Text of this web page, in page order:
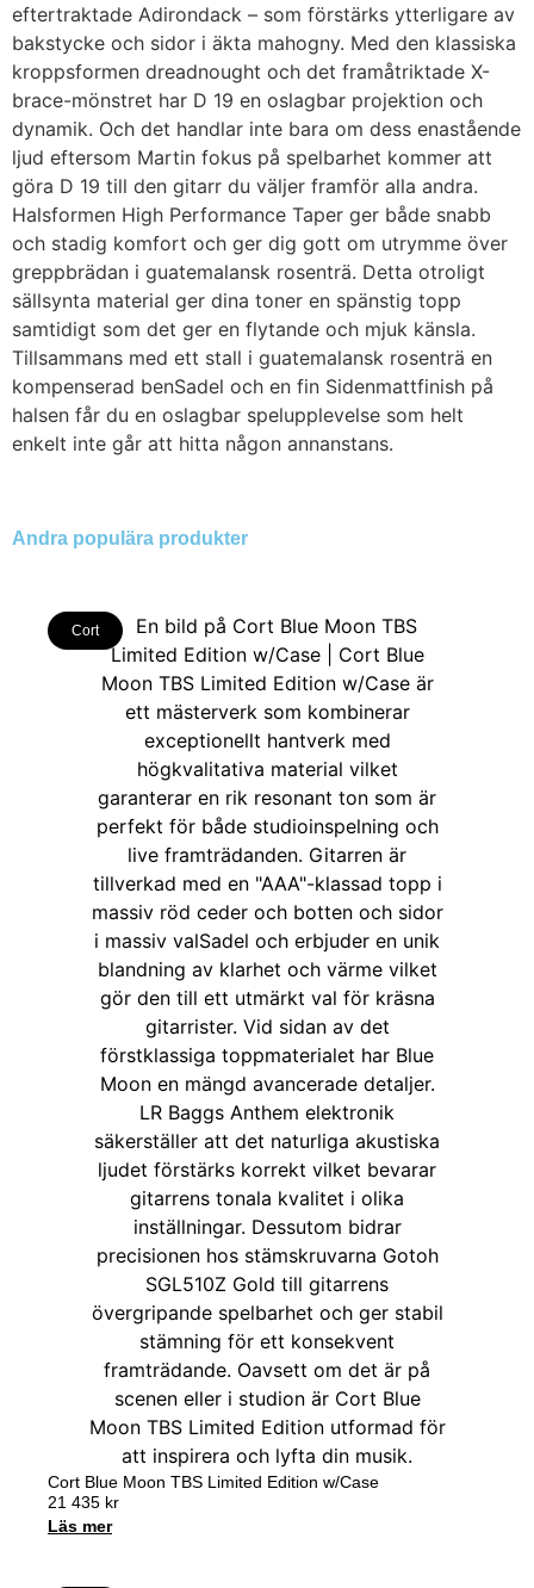
eftertraktade Adirondack – som förstärks ytterligare av
bakstycke och sidor i äkta mahogny. Med den klassiska
kroppsformen dreadnought och det framåtriktade X-
brace-mönstret har D 19 en oslagbar projektion och
dynamik. Och det handlar inte bara om dess enastående
ljud eftersom Martin fokus på spelbarhet kommer att
göra D 19 till den gitarr du väljer framför alla andra.
Halsformen High Performance Taper ger både snabb
och stadig komfort och ger dig gott om utrymme över
greppbrädan i guatemalansk rosenträ. Detta otroligt
sällsynta material ger dina toner en spänstig topp
samtidigt som det ger en flytande och mjuk känsla.
Tillsammans med ett stall i guatemalansk rosenträ en
kompenserad benSadel och en fin Sidenmattfinish på
halsen får du en oslagbar spelupplevelse som helt
enkelt inte går att hitta någon annanstans.
Andra populära produkter
Cort
Cort Blue Moon TBS Limited Edition w/Case
21 435 kr
Läs mer